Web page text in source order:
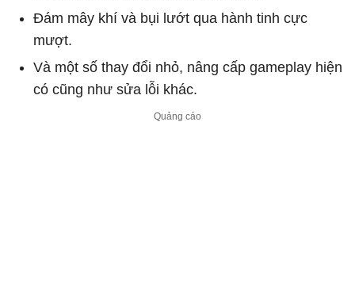
Đám mây khí và bụi lướt qua hành tinh cực
mượt.
Và một số thay đổi nhỏ, nâng cấp gameplay hiện
có cũng như sửa lỗi khác.